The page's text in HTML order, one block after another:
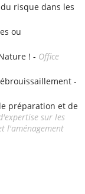
risque dans les
ou
! - Office
-
préparation et de
sur les
l'aménagement